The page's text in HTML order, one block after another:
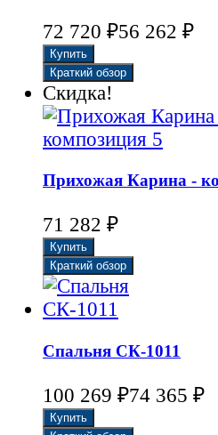
72 720 ₽56 262 ₽
Скидка!
Прихожая Карина -
71 282 ₽
Спальня СК-1011
100 269 ₽74 365 ₽